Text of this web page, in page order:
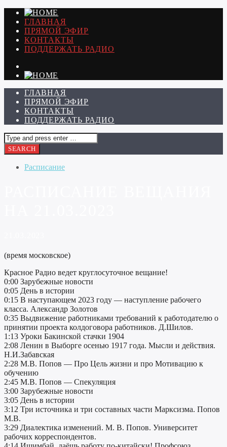
ГЛАВНАЯ
ПРЯМОЙ ЭФИР
КОНТАКТЫ
ПОДДЕРЖАТЬ РАДИО
ГЛАВНАЯ
ПРЯМОЙ ЭФИР
КОНТАКТЫ
ПОДДЕРЖАТЬ РАДИО
Расписание
(время московское)
Красное Радио ведет круглосуточное вещание!
0:00 Зарубежные новости
0:05 День в истории
0:15 В наступающем 2023 году — наступление рабочего
класса. Александр Золотов
0:35 Выдвижение работниками требований к работодателю о
принятии проекта колдоговора работников. Д.Шилов.
1:13 Уроки Бакинской стачки 1904
2:08 Ленин в Выборге осенью 1917 года. Мысли и действия.
Н.И.Забавская
2:28 М.В. Попов — Про Цель жизни и про Мотивацию к
обучению
2:45 М.В. Попов — Спекуляция
3:00 Зарубежные новости
3:05 День в истории
3:12 Три источника и три составных части Марксизма. Попов
М.В.
3:29 Диалектика изменений. М. В. Попов. Университет
рабочих корреспондентов.